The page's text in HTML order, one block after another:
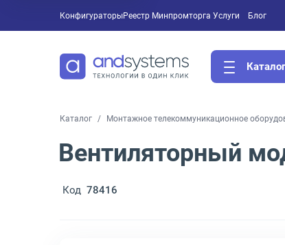
Конфигураторы Услуги
Реестр Минпромторга Блог
Каталог Монтажное телекоммуникационное
Вентиляторный
Код 78416